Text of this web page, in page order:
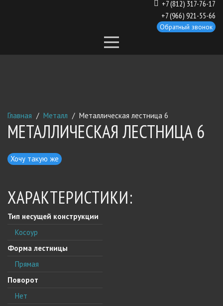
+7 (812) 317-76-17
+7 (966) 921-55-66
Обратный звонок
Главная / Металл / Металлическая лестница 6
МЕТАЛЛИЧЕСКАЯ ЛЕСТНИЦА 6
Хочу такую же
ХАРАКТЕРИСТИКИ:
Тип несущей конструкции
Косоур
Форма лестницы
Прямая
Поворот
Нет